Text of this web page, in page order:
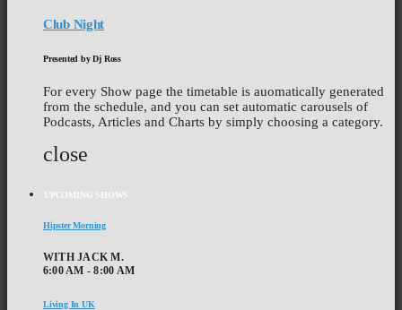
Club Night
Presented by Dj Ross
For every Show page the timetable is auomatically generated
from the schedule, and you can set automatic carousels of
Podcasts, Articles and Charts by simply choosing a category.
close
UPCOMING SHOWS
Hipster Morning
WITH JACK M.
6:00 AM - 8:00 AM
Living In UK